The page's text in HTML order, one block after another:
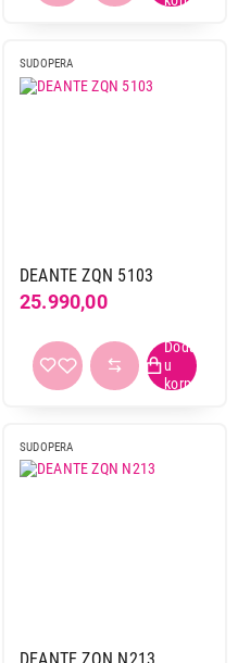
SUDOPERA
DEANTE ZQN 5103
25.990,00
SUDOPERA
DEANTE ZQN N213